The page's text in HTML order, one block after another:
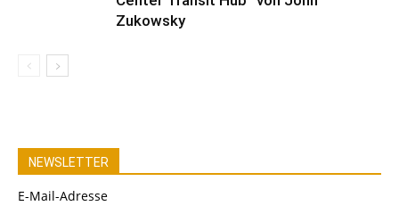
Zukowsky
NEWSLETTER
E-Mail-Adresse